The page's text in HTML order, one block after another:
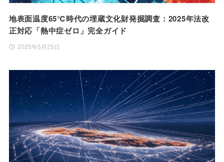
地表面温度65℃時代の埋蔵文化財発掘調査：2025年法改
正対応「熱中症ゼロ」完全ガイド
2025年5月25日